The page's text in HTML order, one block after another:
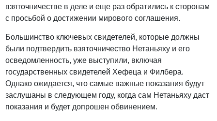
взяточничестве в деле и еще раз обратились к сторонам
с просьбой о достижении мирового соглашения.
Большинство ключевых свидетелей, которые должны
были подтвердить взяточничество Нетаньяху и его
осведомленность, уже выступили, включая
государственных свидетелей Хефеца и Филбера.
Однако ожидается, что самые важные показания будут
заслушаны в следующем году, когда сам Нетаньяху даст
показания и будет допрошен обвинением.